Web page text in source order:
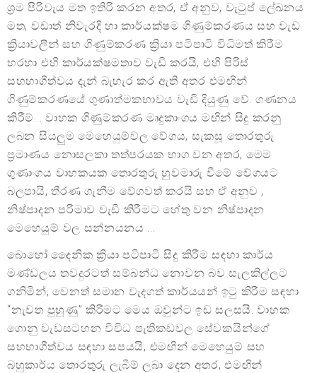
ශ්‍රම පිරිවැය මත ඉතිරි කරන අතර, ඒ අනුව, වැටුප් ලේඛනය
මත, වඩාත් නිවැරදි හා කාර්යක්ෂම ගිණුම්කරණය සහ වැඩ
ක්‍රියාවලීන් සහ ගිණුම්කරණ ක්‍රියා පටිපාටි විධිමත් කිරීම
හරහා එහි කාර්යක්ෂමතාව වැඩි කරයි, එහි පිරිස්
සහභාගීත්වය දැන් බැහැර කර ඇති අතර එමඟින්
ගිණුම්කරණයේ ගුණාත්මකභාවය වැඩි දියුණු වේ. ගණනය
කිරීම්... වාහක ගිණුම්කරණ මෘදුකාංගය මඟින් සිදු කරනු
ලබන සියලුම මෙහෙයුම්වල වේගය, සැකසූ තොරතුරු
ප්‍රමාණය නොසලකා තත්පරයක භාග වන අතර, මෙම
ගුණාංගය වාහකයක තොරතුරු හුවමාරු වීමේ වේගයට
බලපායි, තීරණ ගැනීම වේගවත් කරයි සහ ඒ අනුව ,
නිෂ්පාදන පරිමාව වැඩි කිරීමට හේතු වන නිෂ්පාදන
මෙහෙයුම් වල සන්නයනය ...
බොහෝ දෛනික ක්‍රියා පටිපාටි සිදු කිරීම සඳහා කාර්ය
මණ්ඩලය තවදුරටත් සම්බන්ධ නොවන බව සැලකිල්ලට
ගනිමින්, වෙනත් සමාන වැදගත් කාර්යයන් ඉටු කිරීම සඳහා
“නැවත පුහුණු” කිරීමට මෙය ඔවුන්ට ඉඩ සලසයි. වාහක
ගොනු වැඩසටහන විවිධ පැතිකඩවල සේවකයින්ගේ
සහභාගීත්වය සඳහා සපයයි, එමඟින් මෙහෙයුම් සහ
බහුකාර්ය තොරතුරු ලැබීම් ලබා දෙන අතර, එමඟින්